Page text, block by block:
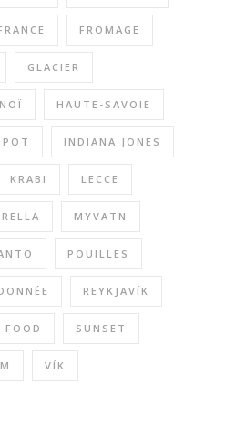
FROMAGE
GLACIER
HAUTE-SAVOIE
INDIANA JONES
KRABI LECCE
MYVATN
POUILLES
REYKJAVÍK
FOOD SUNSET
VÍK